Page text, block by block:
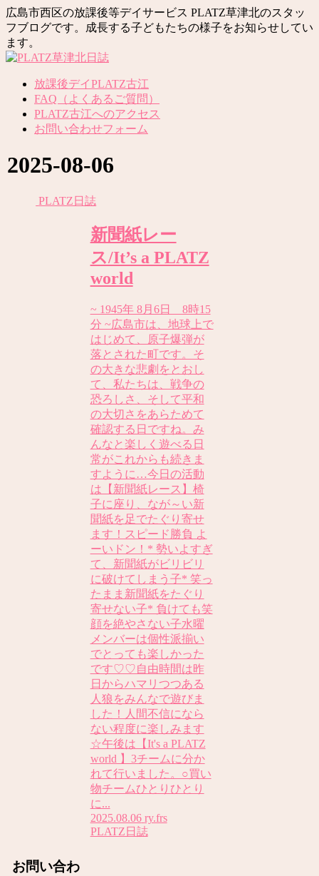
広島市西区の放課後等デイサービス PLATZ草津北のスタッ
フブログです。成長する子どもたちの様子をお知らせしてい
ます。
放課後デイPLATZ古江
FAQ（よくあるご質問）
PLATZ古江へのアクセス
お問い合わせフォーム
2025-08-06
PLATZ日誌
新聞紙レー
ス/It’s a PLATZ
world
~ 1945年 8月6日 8時15
分 ~広島市は、地球上で
はじめて、原子爆弾が
落とされた町です。そ
の大きな悲劇をとおし
て、私たちは、戦争の
恐ろしさ、そして平和
の大切さをあらためて
確認する日ですね。み
んなと楽しく遊べる日
常がこれからも続きま
すように…今日の活動
は【新聞紙レース】椅
子に座り、なが～い新
聞紙を足でたぐり寄せ
ます！スピード勝負 よ
ーいドン！* 勢いよすぎ
て、新聞紙がビリビリ
に破けてしまう子* 笑っ
たまま新聞紙をたぐり
寄せない子* 負けても笑
顔を絶やさない子水曜
メンバーは個性派揃い
でとっても楽しかった
です♡♡自由時間は昨
日からハマリつつある
人狼をみんなで遊びま
した！人間不信になら
ない程度に楽しみます
☆午後は【It's a PLATZ
world 】3チームに分か
れて行いました。○買い
物チームひとりひとり
に...
2025.08.06 ry.frs
PLATZ日誌
お問い合わ